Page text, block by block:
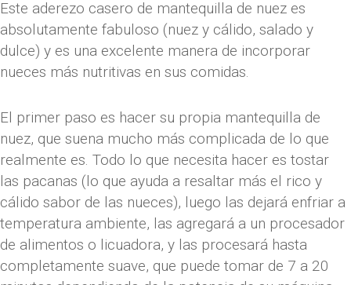
Este aderezo casero de mantequilla de nuez es
absolutamente fabuloso (nuez y cálido, salado y
dulce) y es una excelente manera de incorporar
nueces más nutritivas en sus comidas.
El primer paso es hacer su propia mantequilla de
nuez, que suena mucho más complicada de lo que
realmente es. Todo lo que necesita hacer es tostar
las pacanas (lo que ayuda a resaltar más el rico y
cálido sabor de las nueces), luego las dejará enfriar a
temperatura ambiente, las agregará a un procesador
de alimentos o licuadora, y las procesará hasta
completamente suave, que puede tomar de 7 a 20